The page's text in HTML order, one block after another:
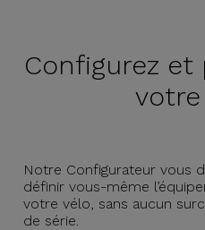
Configurez et
votre
Notre Configurateur vous
définir vous-même
votre vélo, sans aucun
de série.